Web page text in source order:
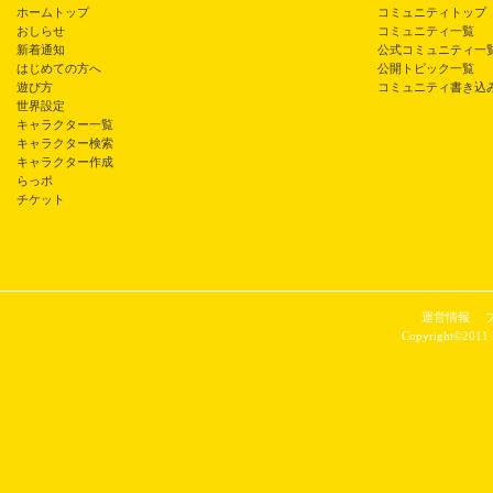
ホームトップ
おしらせ
新着通知
はじめての方へ
遊び方
世界設定
キャラクター一覧
キャラクター検索
キャラクター作成
らっポ
チケット
コミュニティトップ
コミュニティ一覧
公式コミュニティ一
公開トピック一覧
コミュニティ書き込
運営情報
Copyright©2011